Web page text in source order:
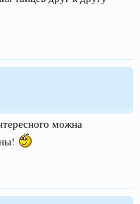
можна